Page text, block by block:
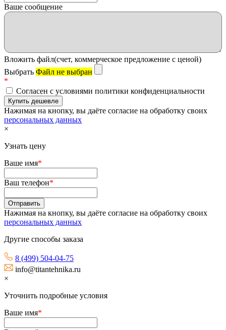
Ваше сообщение
Вложить файл(счет, коммерческое предложение с ценой)
Выбрать Файл не выбран
*
Согласен с условиями политики конфиденциальности
Нажимая на кнопку, вы даёте согласие на обработку своих
персональных данных
×
Узнать цену
Ваше имя*
Ваш телефон*
Нажимая на кнопку, вы даёте согласие на обработку своих
персональных данных
Другие способы заказа
8 (499) 504-04-75
info@titantehnika.ru
×
Уточнить подробные условия
Ваше имя*